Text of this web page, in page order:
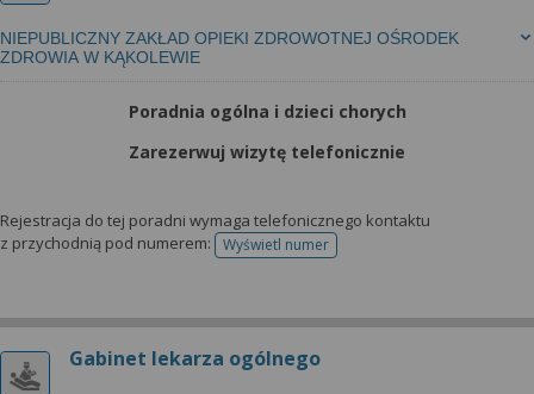
NIEPUBLICZNY ZAKŁAD OPIEKI ZDROWOTNEJ OŚRODEK
ZDROWIA W KĄKOLEWIE
Poradnia ogólna i dzieci chorych
Zarezerwuj wizytę telefonicznie
Rejestracja do tej poradni wymaga telefonicznego kontaktu
z przychodnią pod numerem:
Wyświetl numertelefonu do rejestracji
Gabinet lekarza ogólnego